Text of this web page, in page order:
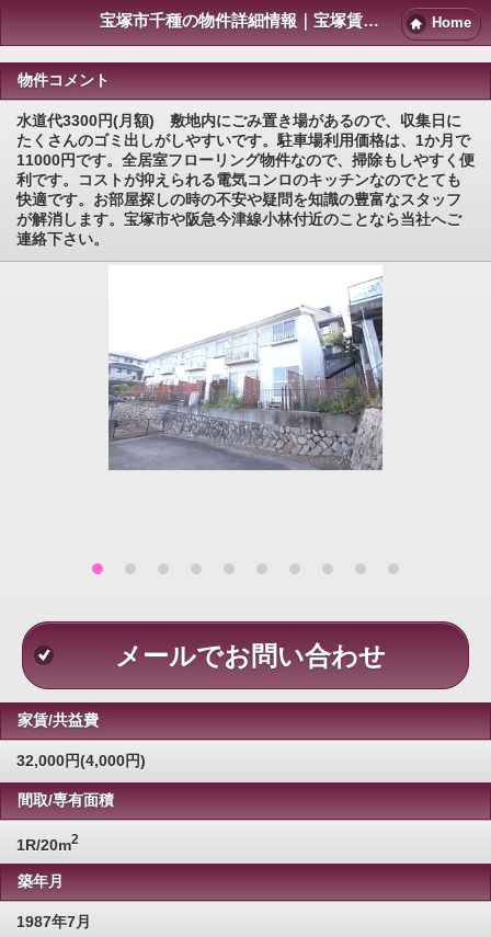
宝塚市千種の物件詳細情報｜宝塚賃貸マンション情報NET Home
物件コメント
水道代3300円(月額) 敷地内にごみ置き場があるので、収集日に
たくさんのゴミ出しがしやすいです。駐車場利用価格は、1か月で
11000円です。全居室フローリング物件なので、掃除もしやすく便
利です。コストが抑えられる電気コンロのキッチンなのでとても
快適です。お部屋探しの時の不安や疑問を知識の豊富なスタッフ
が解消します。宝塚市や阪急今津線小林付近のことなら当社へご
連絡下さい。
メールでお問い合わせ
家賃/共益費
32,000円(4,000円)
間取/専有面積
1R/20m2
築年月
1987年7月